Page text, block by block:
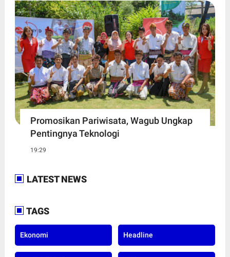
Promosikan Pariwisata, Wagub Ungkap
Pentingnya Teknologi
19:29
LATEST NEWS
TAGS
Ekonomi Headline